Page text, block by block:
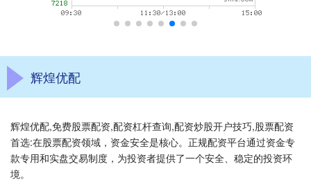
辉煌优配
辉煌优配,免费股票配资,配资杠杆查询,配资炒股开户技巧,股票配资
首选:在股票配资领域，资金安全是核心。正规配资平台通过资金专
款专用和实盘交易制度，为投资者提供了一个安全、稳定的投资环
境。